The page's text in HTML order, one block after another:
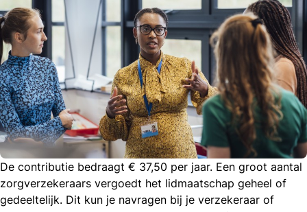
De contributie bedraagt € 37,50 per jaar. Een groot aantal
zorgverzekeraars vergoedt het lidmaatschap geheel of
gedeeltelijk. Dit kun je navragen bij je verzekeraar of